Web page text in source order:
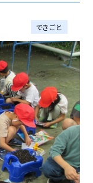
できごと